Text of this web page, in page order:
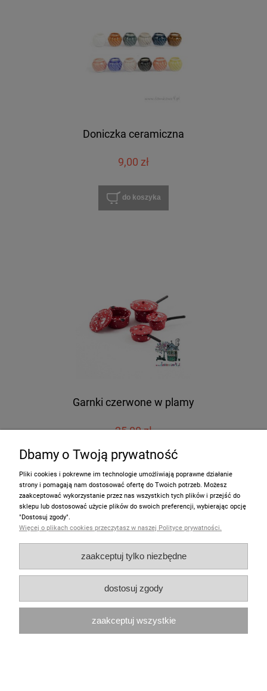
Doniczka ceramiczna
9,00 zł
do koszyka
Garnki czerwone w plamy
25,00 zł
Dbamy o Twoją prywatność
Pliki cookies i pokrewne im technologie umożliwiają poprawne działanie
strony i pomagają nam dostosować ofertę do Twoich potrzeb. Możesz
zaakceptować wykorzystanie przez nas wszystkich tych plików i przejść do
sklepu lub dostosować użycie plików do swoich preferencji, wybierając opcję
"Dostosuj zgody".
Więcej o plikach cookies przeczytasz w naszej Polityce prywatności.
zaakceptuj tylko niezbędne
dostosuj zgody
zaakceptuj wszystkie